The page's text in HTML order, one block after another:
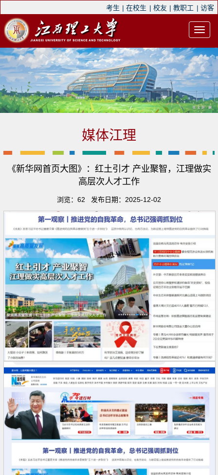
考生 | 在校生 | 校友 | 教职工 | 访客
媒体江理
《新华网首页大图》：红土引才 产业聚智，江理做实
高层次人才工作
浏览： 62 发布日期：2025-12-02